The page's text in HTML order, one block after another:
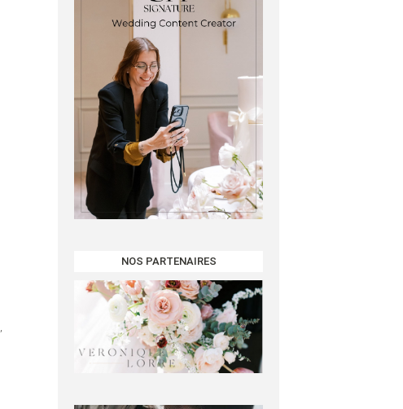
NOS PARTENAIRES